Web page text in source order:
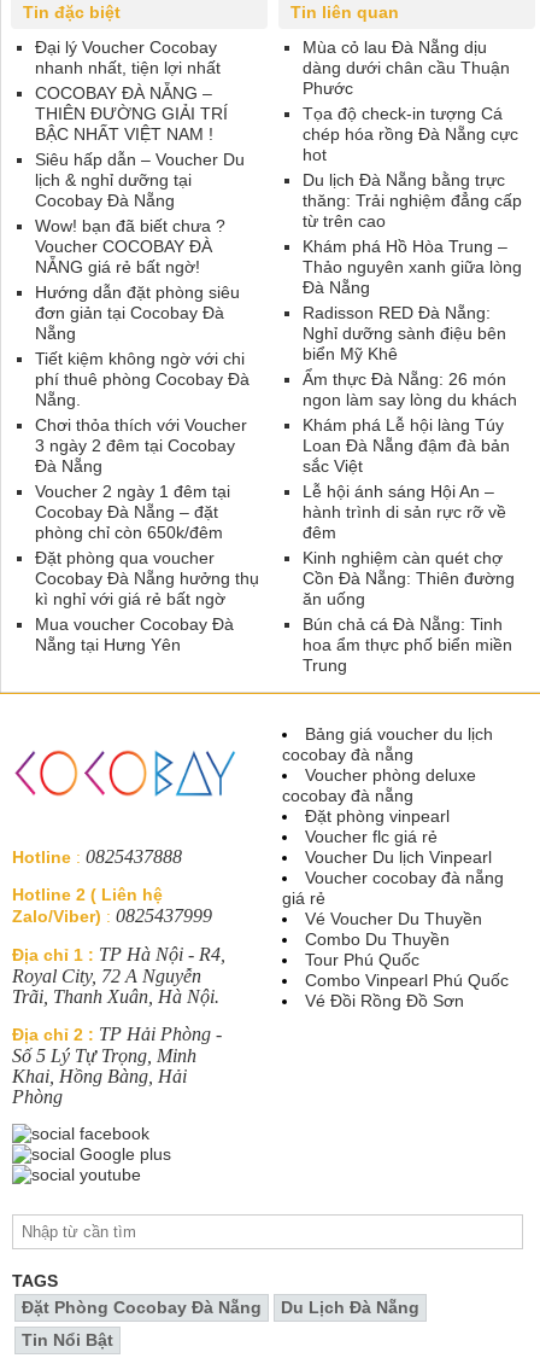
Tin liên quan
Mùa cỏ lau Đà Nẵng dịu
dàng dưới chân cầu Thuận
Phước
Tọa độ check-in tượng Cá
chép hóa rồng Đà Nẵng cực
hot
Du lịch Đà Nẵng bằng trực
thăng: Trải nghiệm đẳng cấp
từ trên cao
Khám phá Hồ Hòa Trung –
Thảo nguyên xanh giữa lòng
Đà Nẵng
Radisson RED Đà Nẵng:
Nghỉ dưỡng sành điệu bên
biển Mỹ Khê
Ẩm thực Đà Nẵng: 26 món
ngon làm say lòng du khách
Khám phá Lễ hội làng Túy
Loan Đà Nẵng đậm đà bản
sắc Việt
Lễ hội ánh sáng Hội An –
hành trình di sản rực rỡ về
đêm
Kinh nghiệm càn quét chợ
Cồn Đà Nẵng: Thiên đường
ăn uống
Bún chả cá Đà Nẵng: Tinh
hoa ẩm thực phố biển miền
Trung
Tin đặc biệt
Đại lý Voucher Cocobay
nhanh nhất, tiện lợi nhất
COCOBAY ĐÀ NẴNG –
THIÊN ĐƯỜNG GIẢI TRÍ
BẬC NHẤT VIỆT NAM !
Siêu hấp dẫn – Voucher Du
lịch & nghỉ dưỡng tại
Cocobay Đà Nẵng
Wow! bạn đã biết chưa ?
Voucher COCOBAY ĐÀ
NẴNG giá rẻ bất ngờ!
Hướng dẫn đặt phòng siêu
đơn giản tại Cocobay Đà
Nẵng
Tiết kiệm không ngờ với chi
phí thuê phòng Cocobay Đà
Nẵng.
Chơi thỏa thích với Voucher
3 ngày 2 đêm tại Cocobay
Đà Nẵng
Voucher 2 ngày 1 đêm tại
Cocobay Đà Nẵng – đặt
phòng chỉ còn 650k/đêm
Đặt phòng qua voucher
Cocobay Đà Nẵng hưởng thụ
kì nghỉ với giá rẻ bất ngờ
Mua voucher Cocobay Đà
Nẵng tại Hưng Yên
Hotline : 0825437888
Hotline 2 ( Liên hệ
Zalo/Viber) : 0825437999
Địa chỉ 1 : TP Hà Nội - R4,
Royal City, 72 A Nguyễn
Trãi, Thanh Xuân, Hà Nội.
Địa chỉ 2 : TP Hải Phòng -
Số 5 Lý Tự Trọng, Minh
Khai, Hồng Bàng, Hải
Phòng
Bảng giá voucher du lịch
cocobay đà nẵng
Voucher phòng deluxe
cocobay đà nẵng
Đặt phòng vinpearl
Voucher flc giá rẻ
Voucher Du lịch Vinpearl
Voucher cocobay đà nẵng
giá rẻ
Vé Voucher Du Thuyền
Combo Du Thuyền
Tour Phú Quốc
Combo Vinpearl Phú Quốc
Vé Đồi Rồng Đồ Sơn
TAGS
Đặt Phòng Cocobay Đà Nẵng
Du Lịch Đà Nẵng
Tin Nổi Bật